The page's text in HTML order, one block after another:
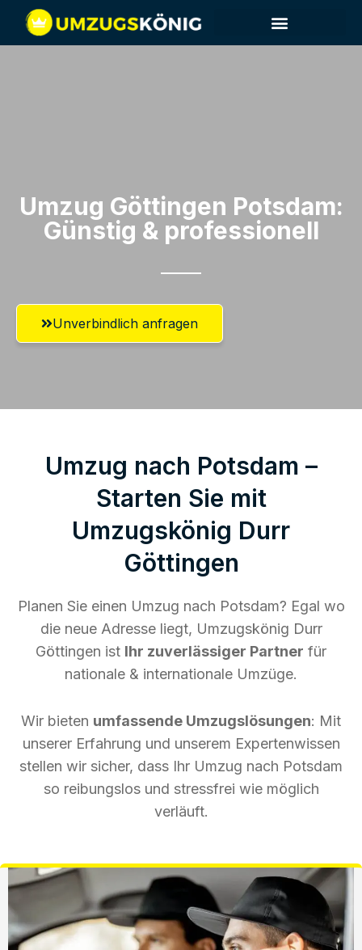
Umzug Göttingen​ Potsdam:
Günstig & professionell​
Unverbindlich anfragen
Umzug nach Potsdam –
Starten Sie mit
Umzugskönig Durr
Göttingen
Planen Sie einen Umzug nach Potsdam? Egal wo
die neue Adresse liegt, Umzugskönig Durr
Göttingen ist Ihr zuverlässiger Partner für
nationale & internationale Umzüge.
Wir bieten umfassende Umzugslösungen: Mit
unserer Erfahrung und unserem Expertenwissen
stellen wir sicher, dass Ihr Umzug nach Potsdam
so reibungslos und stressfrei wie möglich
verläuft.